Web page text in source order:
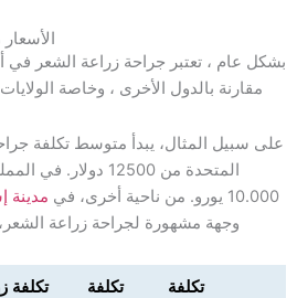
الأسعار
بشكل عام ، تعتبر جراحة زراعة الشعر في
مقارنة بالدول الأخرى ، وخاصة
على سبيل المثال، يبدأ متوسط ​​تكلفة
المتحدة من 12500
10.000 يورو. من ناحية أخرى، في
مدينة
وجهة مشهورة لجراحة زراعة الشعر، تبدأ
تكلفة
تكلفة
تكلفة